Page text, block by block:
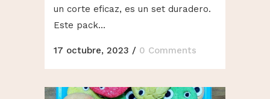
un corte eficaz, es un set duradero.
Este pack...
17 octubre, 2023 / 0 Comments